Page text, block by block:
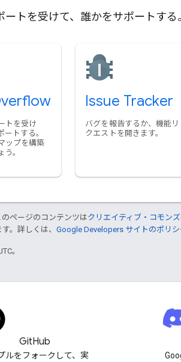
ートを受けて、誰かをサポートす
トを受け
ートする。
ップを構築
う。
Issue Tracker
バグを報告するか、機能リ
クエストを開きます。
のページのコンテンツはクリエイティブ・コモン
。詳しくは、 Google Developers サイトのポリシ
。
GitHub
ルをフォークして、実